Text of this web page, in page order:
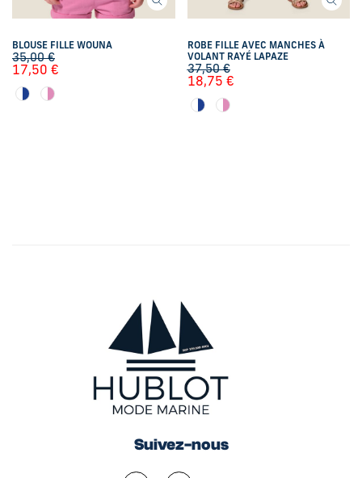
BLOUSE FILLE WOUNA
35,00€
17,50 €
ROBE FILLE AVEC MANCHES À
VOLANT RAYÉ LAPAZE
37,50€
18,75 €
Suivez-nous